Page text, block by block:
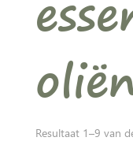
Resultaat 1–9 van